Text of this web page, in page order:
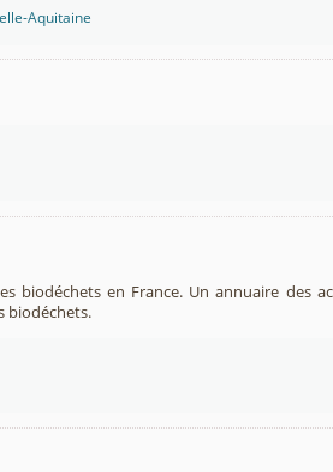
Aquitaine
biodéchets en France. Un annuaire des
biodéchets.